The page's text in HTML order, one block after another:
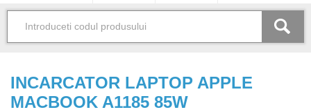
INCARCATOR LAPTOP APPLE
MACBOOK A1185 85W